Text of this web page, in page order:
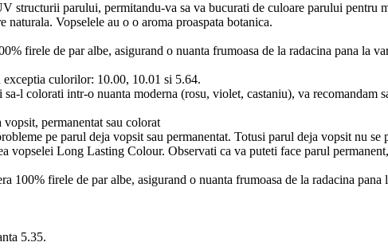
structurii parului, permitandu-va sa va bucurati de culoare parului
Vopselele au o o aroma proaspata botanica.
firele de par albe, asigurand o nuanta frumoasa de la radacina pana la
culorilor: 10.00, 10.01 si 5.64.
l colorati intr-o nuanta moderna (rosu, violet, castaniu), va recomandam
permanentat sau colorat
pe parul deja vopsit sau permanentat. Totusi parul deja vopsit nu se
vopselei Long Lasting Colour. Observati ca va puteti face parul
100% firele de par albe, asigurand o nuanta frumoasa de la radacina pana
5.35.